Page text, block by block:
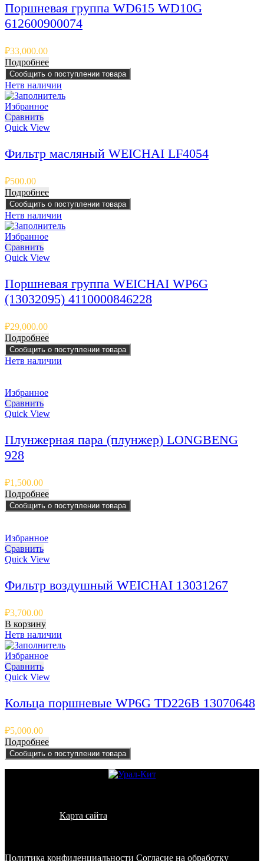
Поршневая группа WD615 WD10G
612600900074
₽33,000.00
Подробнее
Сообщить о поступлении товара
Нетв наличии
Избранное
Сравнить
Quick View
Фильтр масляный WEICHAI LF4054
₽500.00
Подробнее
Сообщить о поступлении товара
Нетв наличии
Избранное
Сравнить
Quick View
Поршневая группа WEICHAI WP6G
(13032095) 4110000846228
₽29,000.00
Подробнее
Сообщить о поступлении товара
Нетв наличии
Избранное
Сравнить
Quick View
Плунжерная пара (плунжер) LONGBENG
928
₽1,500.00
Подробнее
Сообщить о поступлении товара
Избранное
Сравнить
Quick View
Фильтр воздушный WEICHAI 13031267
₽3,700.00
В корзину
Нетв наличии
Избранное
Сравнить
Quick View
Кольца поршневые WP6G TD226B 13070648
₽5,000.00
Подробнее
Сообщить о поступлении товара
Карта сайта
Политика конфиденциальности Согласие на обработку